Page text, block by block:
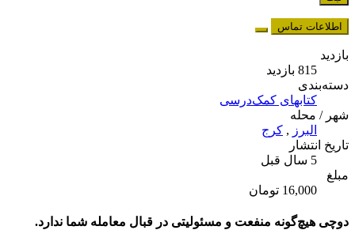
اطلاعات تماس
بازدید
815 بازدید
دسته‌بندی
کتابهای کمک‌درسی
شهر / محله
البرز , کرج
تاریخ انتشار
5 سال قبل
مبلغ
16,000 تومان
دوچی هیچ‌گونه منفعت و مسئولیتی در قبال معامله شما ندارد.